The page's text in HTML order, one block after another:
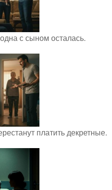
с сыном осталась.
платить декретные.